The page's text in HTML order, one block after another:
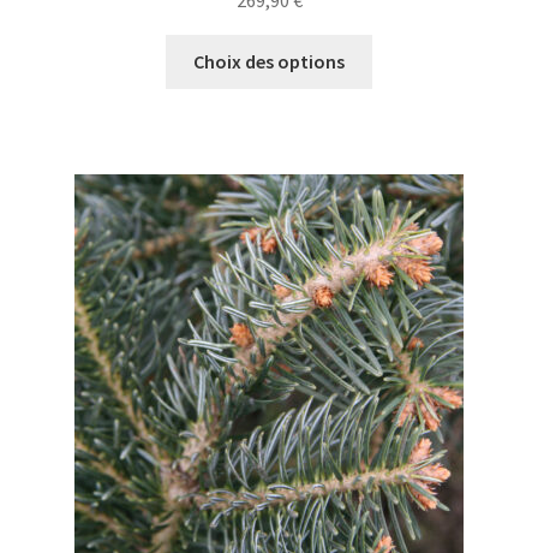
Choix des options
variations.
Les
options
peuvent
être
choisies
sur
la
page
du
produit